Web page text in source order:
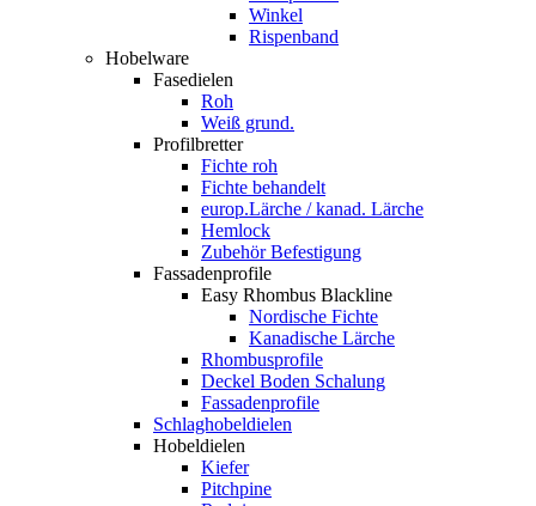
Winkel
Rispenband
Hobelware
Fasedielen
Roh
Weiß grund.
Profilbretter
Fichte roh
Fichte behandelt
europ.Lärche / kanad. Lärche
Hemlock
Zubehör Befestigung
Fassadenprofile
Easy Rhombus Blackline
Nordische Fichte
Kanadische Lärche
Rhombusprofile
Deckel Boden Schalung
Fassadenprofile
Schlaghobeldielen
Hobeldielen
Kiefer
Pitchpine